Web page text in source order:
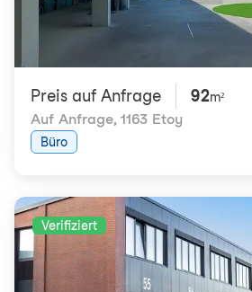
Preis auf Anfrage 92m²
Auf Anfrage, 1163 Etoy
Büro
Verifiziert